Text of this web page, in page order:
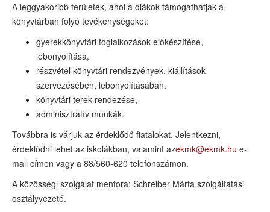
A leggyakoribb területek, ahol a diákok támogathatják a
könyvtárban folyó tevékenységeket:
gyerekkönyvtári foglalkozások előkészítése,
lebonyolítása,
részvétel könyvtári rendezvények, kiállítások
szervezésében, lebonyolításában,
könyvtári terek rendezése,
adminisztratív munkák.
Továbbra is várjuk az érdeklődő fiatalokat. Jelentkezni,
érdeklődni lehet az iskolákban, valamint azekmk@ekmk.hu e-
mail címen vagy a 88/560-620 telefonszámon.
A közösségi szolgálat mentora: Schreiber Márta szolgáltatási
osztályvezető.